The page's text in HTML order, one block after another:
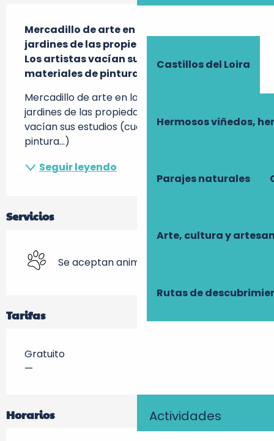
Castillos del Loira
Hermosos viñedos,
Parajes naturales
Arte, cultura y
Rutas de
Actividades
Mercadillo de arte en la rue du moulin y los
jardines de las propiedades.
Los artistas vacían sus estudios (cuadros,
materiales de pintura...)
Mercadillo de arte en la rue du moulin y los
jardines de las propiedades. Los artistas
vacían sus estudios (cuadros, materiales de
pintura...)
Seguir leyendo
Servicios
Se aceptan animales
Tarifas
Gratuito
—
Horarios